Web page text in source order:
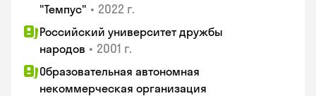
"Темпус" • 2022 г.
Российский университет дружбы
народов • 2001 г.
Образовательная автономная
некоммерческая организация